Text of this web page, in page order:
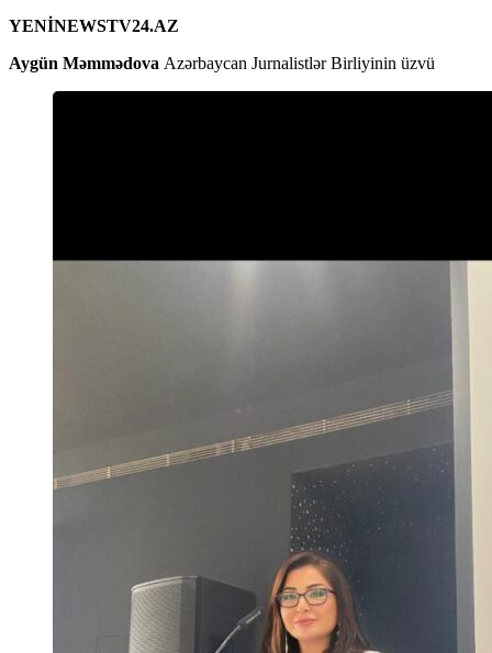
YENİNEWSTV24.AZ
Aygün Məmmədova Azərbaycan Jurnalistlər Birliyinin üzvü